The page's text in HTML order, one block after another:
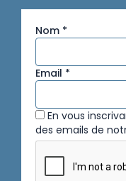
Nom *
Email *
En vous
des emails de